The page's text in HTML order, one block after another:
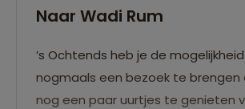
Naar Wadi Rum
’s Ochtends heb je de
nogmaals een bezoek te brengen
nog een paar uurtjes te genieten